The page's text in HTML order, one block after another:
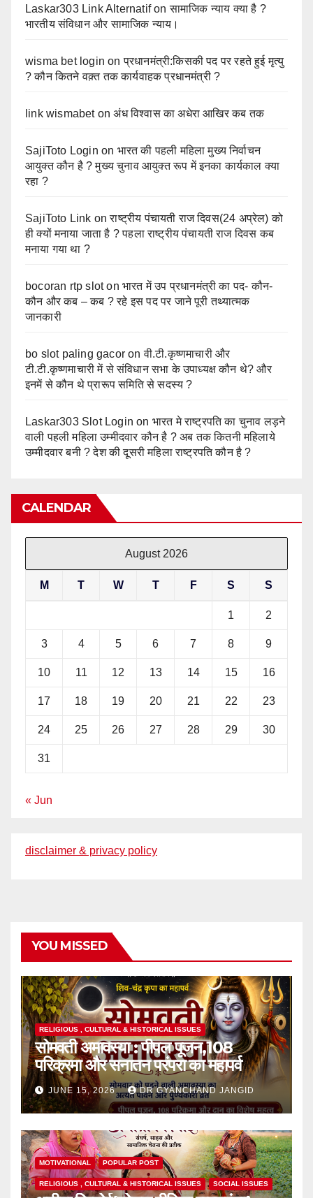
Laskar303 Link Alternatifonसामाजिक न्याय क्या है ?
भारतीय संविधान और सामाजिक न्याय।
wisma bet login onप्रधानमंत्री:किसकी पद पर रहते हुई मृत्यु
? कौन कितने वक़्त तक कार्यवाहक प्रधानमंत्री ?
link wismabetonअंध विश्वास का अधेरा आखिर कब तक
SajiToto Login on भारत की पहली महिला मुख्य निर्वाचन
आयुक्त कौन है ? मुख्य चुनाव आयुक्त रूप में इनका कार्यकाल क्या
रहा ?
SajiToto Link onराष्ट्रीय पंचायती राज दिवस(24 अप्रेल) को
ही क्यों मनाया जाता है ? पहला राष्ट्रीय पंचायती राज दिवस कब
मनाया गया था ?
bocoran rtp slotonभारत में उप प्रधानमंत्री का पद- कौन-
कौन और कब – कब ? रहे इस पद पर जाने पूरी तथ्यात्मक
जानकारी
bo slot paling gacor onवी.टी.कृष्णमाचारी और
टी.टी.कृष्णमाचारी में से संविधान सभा के उपाध्यक्ष कौन थे? और
इनमें से कौन थे प्रारूप समिति से सदस्य ?
Laskar303 Slot Login on भारत मे राष्ट्रपति का चुनाव लड़ने
वाली पहली महिला उम्मीदवार कौन है ? अब तक कितनी महिलाये
उम्मीदवार बनी ? देश की दूसरी महिला राष्ट्रपति कौन है ?
CALENDAR
August 2026
M T W T F S S
1 2
3 4 5 6 7 8 9
10 11 12 13 14 15 16
17 18 19 20 21 22 23
24 25 26 27 28 29 30
31
« Jun
disclaimer & privacy policy
YOU MISSED
RELIGIOUS , CULTURAL & HISTORICAL ISSUES
सोमवती अमावस्या : पीपल पूजन,108
परिक्रमा और सनातन परंपरा का महापर्व
JUNE 15, 2026 DR GYANCHAND JANGID
MOTIVATIONAL POPULAR POST
RELIGIOUS , CULTURAL & HISTORICAL ISSUES SOCIAL ISSUES